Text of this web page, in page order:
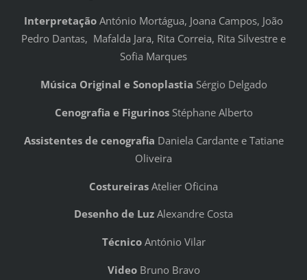
Interpretação António Mortágua, Joana Campos, João
Pedro Dantas, Mafalda Jara, Rita Correia, Rita Silvestre e
Sofia Marques
Música Original e Sonoplastia Sérgio Delgado
Cenografia e FigurinosStéphane Alberto
Assistentes de cenografia Daniela Cardante e Tatiane
Oliveira
Costureiras Atelier Oficina
Desenho de Luz Alexandre Costa
TécnicoAntónio Vilar
VideoBruno Bravo